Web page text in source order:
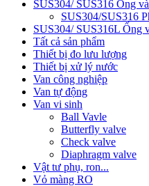
SUS304/ SUS316 Ống
SUS304/SUS316
SUS304/ SUS316L Ống
Tất cả sản phẩm
Thiết bị đo lưu lượng
Thiết bị xử lý nước
Van công nghiệp
Van tự động
Van vi sinh
Ball Vavle
Butterfly valve
Check valve
Diaphragm valve
Vật tư phụ, ron...
Vỏ màng RO